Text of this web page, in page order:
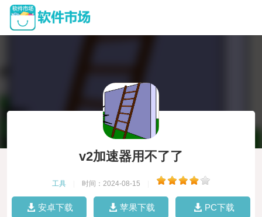
v2加速器用不了了
工具 时间：2024-08-15
安卓下载 苹果下载 PC下载